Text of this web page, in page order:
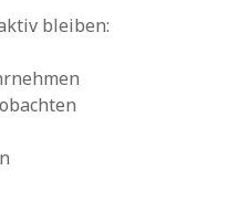
bleiben: